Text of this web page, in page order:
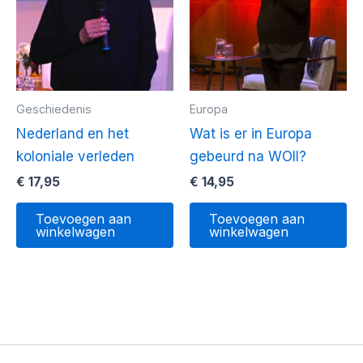
Geschiedenis
Nederland en het
koloniale verleden
€ 17,95
Toevoegen aan
winkelwagen
Europa
Wat is er in Europa
gebeurd na WOII?
€ 14,95
Toevoegen aan
winkelwagen